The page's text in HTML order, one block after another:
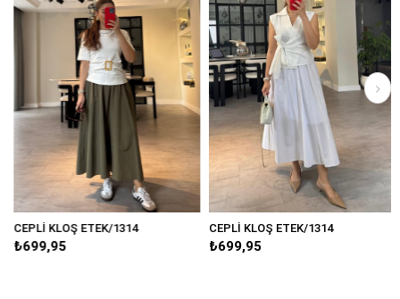
CEPLİ KLOŞ ETEK/1314
₺699,95
CEPLİ KLOŞ ETEK/1314
₺699,95